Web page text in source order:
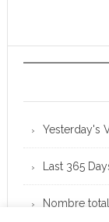
Yesterday's
Last 365
Nombre